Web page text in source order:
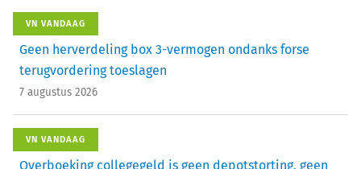
VN VANDAAG
Geen herverdeling box 3-vermogen ondanks forse
terugvordering toeslagen
7 augustus 2026
VN VANDAAG
Overboeking collegegeld is geen depotstorting, geen